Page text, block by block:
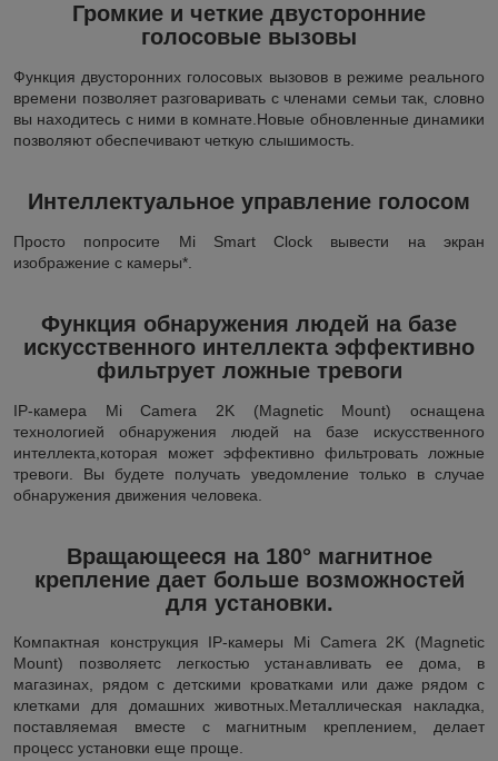
Громкие и четкие двусторонние
голосовые вызовы
Функция двусторонних голосовых вызовов в режиме реального
времени позволяет разговаривать с членами семьи так, словно
вы находитесь с ними в комнате.Новые обновленные динамики
позволяют обеспечивают четкую слышимость.
Интеллектуальное управление голосом
Просто попросите Mi Smart Clock вывести на экран
изображение с камеры*.
Функция обнаружения людей на базе
искусственного интеллекта эффективно
фильтрует ложные тревоги
IP-камера Mi Camera 2K (Magnetic Mount) оснащена
технологией обнаружения людей на базе искусственного
интеллекта,которая может эффективно фильтровать ложные
тревоги. Вы будете получать уведомление только в случае
обнаружения движения человека.
Вращающееся на 180° магнитное
крепление дает больше возможностей
для установки.
Компактная конструкция IP-камеры Mi Camera 2K (Magnetic
Mount) позволяетс легкостью устанавливать ее дома, в
магазинах, рядом с детскими кроватками или даже рядом с
клетками для домашних животных.Металлическая накладка,
поставляемая вместе с магнитным креплением, делает
процесс установки еще проще.